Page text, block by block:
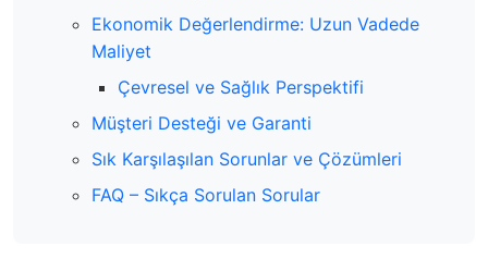
Ekonomik Değerlendirme: Uzun Vadede
Maliyet
Çevresel ve Sağlık Perspektifi
Müşteri Desteği ve Garanti
Sık Karşılaşılan Sorunlar ve Çözümleri
FAQ – Sıkça Sorulan Sorular